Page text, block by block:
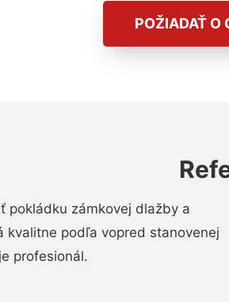
POŽIADAŤ O
pokládku zámkovej dlažby a
kvalitne podľa vopred stanovenej
profesionál.